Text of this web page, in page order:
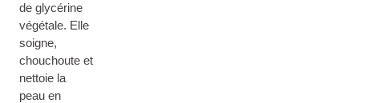
de glycérine
végétale. Elle
soigne,
chouchoute et
nettoie la
peau en